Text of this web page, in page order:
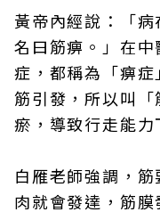
黃帝內經說：「病
名曰筋痹。」在
症，都稱為「痹
筋引發，所以叫
瘀，導致行走能力
白雁老師強調，
肉就會發達，筋